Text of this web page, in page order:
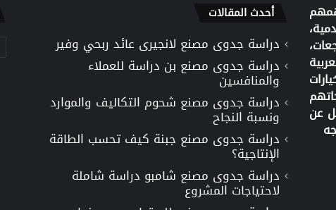
عن
أحدث المقالات
دراسة جدوى مصنع لانجيرى عائد ربحي وفير
دراسة جدوى مصنع بن دراسة للعملاء
والمنافسين
دراسة جدوى مصنع شحوم التكاليف والموارد
ونسبة النجاح
دراسة جدوى مصنع جبنة كيف تحسب الطاقة
الإنتاجية؟
دراسة جدوى مصنع شامبو دراسة شاملة
لاحتياجات المشروع